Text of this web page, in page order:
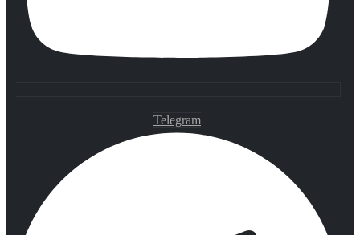
Telegram